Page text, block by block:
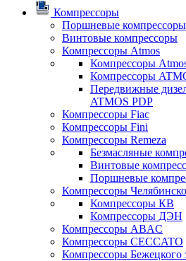
Компрессоры
Поршневые компрессоры
Винтовые компрессоры
Компрессоры Atmos
Компрессоры
Компрессоры
Передвижные
ATMOS PDP
Компрессоры Fiac
Компрессоры Fini
Компрессоры Remeza
Безмасляные
Винтовые
Поршневые
Компрессоры
Компрессоры КВ
Компрессоры ДЭН
Компрессоры ABAC
Компрессоры CECCATO
Компрессоры Бежецкого